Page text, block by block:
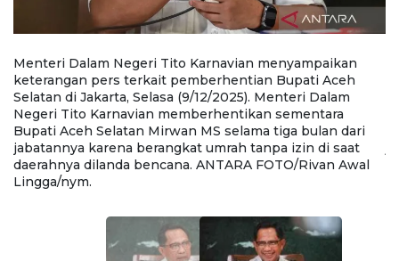
Menteri Dalam Negeri Tito Karnavian menyampaikan
keterangan pers terkait pemberhentian Bupati Aceh
Selatan di Jakarta, Selasa (9/12/2025). Menteri Dalam
Negeri Tito Karnavian memberhentikan sementara
Bupati Aceh Selatan Mirwan MS selama tiga bulan dari
jabatannya karena berangkat umrah tanpa izin di saat
daerahnya dilanda bencana. ANTARA FOTO/Rivan Awal
Lingga/nym.